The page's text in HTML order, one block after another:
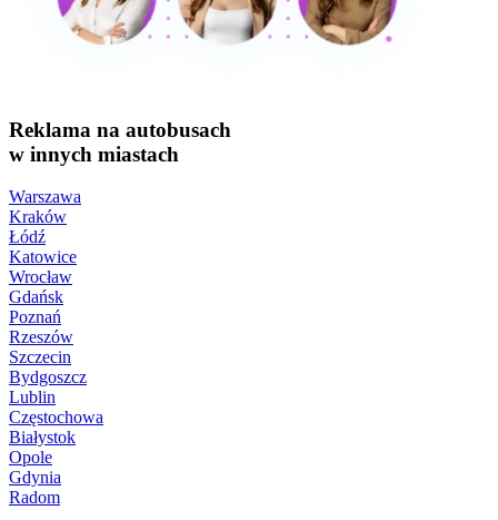
Reklama na autobusach
w innych miastach
Warszawa
Kraków
Łódź
Katowice
Wrocław
Gdańsk
Poznań
Rzeszów
Szczecin
Bydgoszcz
Lublin
Częstochowa
Białystok
Opole
Gdynia
Radom